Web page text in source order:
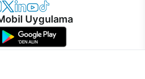
Facebook
Instagram
Casper Twitter
Casper LinkedIn
Casper YouTube
Casper TikTok
Uygulama